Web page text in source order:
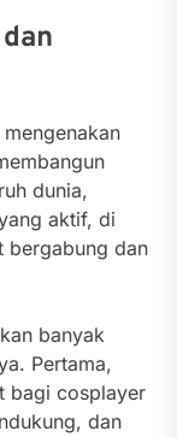
dunia,
aktif, di
bergabung dan
banyak
Pertama,
bagi cosplayer
dan